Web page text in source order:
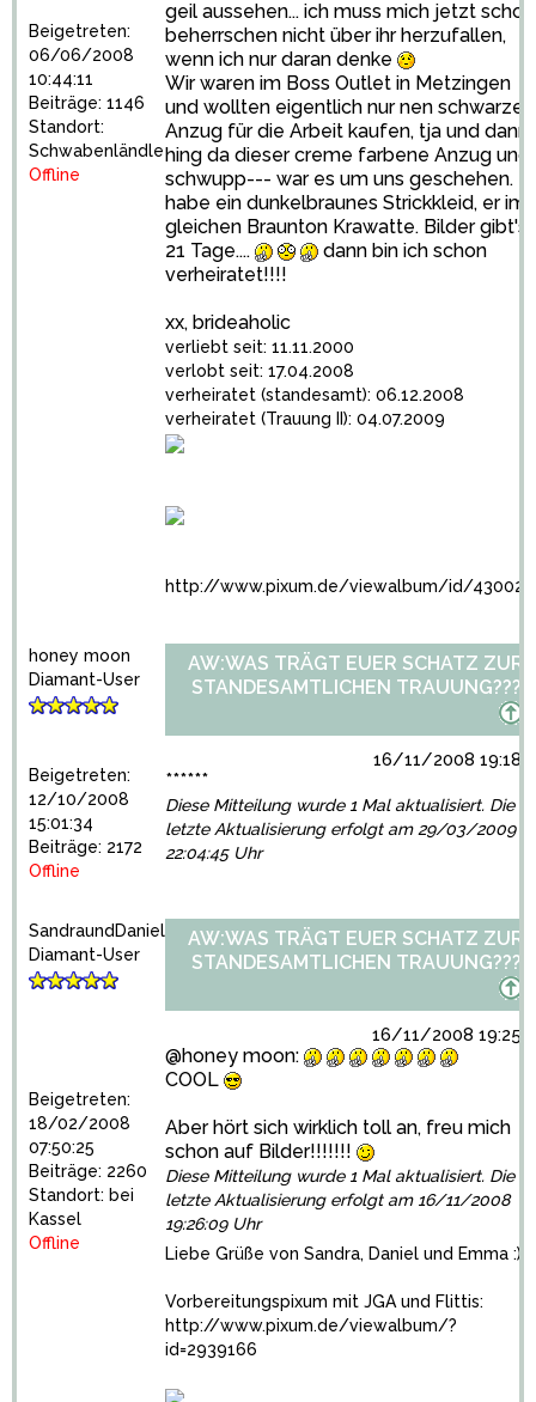
Beigetreten:
06/06/2008
10:44:11
Beiträge: 1146
Standort:
Schwabenländle
Offline
geil aussehen... ich muss mich jetzt schon
beherrschen nicht über ihr herzufallen,
wenn ich nur daran denke
Wir waren im Boss Outlet in Metzingen
und wollten eigentlich nur nen schwarzen
Anzug für die Arbeit kaufen, tja und dann
hing da dieser creme farbene Anzug und
schwupp--- war es um uns geschehen.
habe ein dunkelbraunes Strickkleid, er im
gleichen Braunton Krawatte. Bilder gibt's
21 Tage....
dann bin ich schon
verheiratet!!!!
xx, brideaholic
verliebt seit: 11.11.2000
verlobt seit: 17.04.2008
verheiratet (standesamt): 06.12.2008
verheiratet (Trauung II): 04.07.2009
http://www.pixum.de/viewalbum/id/
honey moon
Diamant-User
Beigetreten:
12/10/2008
15:01:34
Beiträge: 2172
Offline
AW:WAS TRÄGT EUER SCHATZ ZUR
STANDESAMTLICHEN TRAUUNG???
16/11/2008
******
Diese Mitteilung wurde 1 Mal aktualisiert. Die
letzte Aktualisierung erfolgt am 29/03/2009
22:04:45 Uhr
SandraundDaniel
Diamant-User
Beigetreten:
18/02/2008
07:50:25
Beiträge: 2260
Standort: bei
Kassel
Offline
AW:WAS TRÄGT EUER SCHATZ ZUR
STANDESAMTLICHEN TRAUUNG???
16/11/2008
@honey moon:
COOL
Aber hört sich wirklich toll an, freu mich
schon auf Bilder!!!!!!!
Diese Mitteilung wurde 1 Mal aktualisiert. Die
letzte Aktualisierung erfolgt am 16/11/2008
19:26:09 Uhr
Liebe Grüße von Sandra, Daniel und Emma :)
Vorbereitungspixum mit JGA und Flittis:
http://www.pixum.de/viewalbum/?
id=2939166